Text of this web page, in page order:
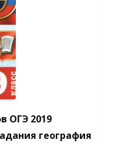
ОГЭ 2019
география